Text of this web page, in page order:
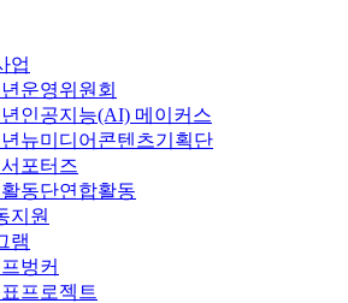
업
운영위원회
인공지능(AI) 메이커스
뉴미디어콘텐츠기획단
포터즈
동단연합활동
지원
램
벙커
프로젝트